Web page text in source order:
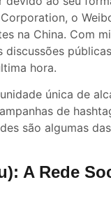
o
na China. Com
hora.
única de
de
são algumas
A Rede